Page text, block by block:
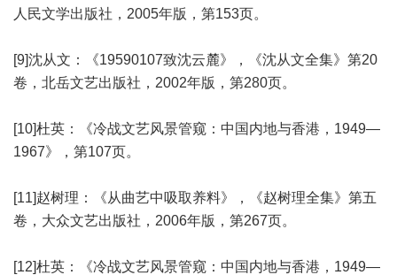
人民文学出版社，2005年版，第153页。
[9]沈从文：《19590107致沈云麓》，《沈从文全集》第20
卷，北岳文艺出版社，2002年版，第280页。
[10]杜英：《冷战文艺风景管窥：中国内地与香港，1949—
1967》，第107页。
[11]赵树理：《从曲艺中吸取养料》，《赵树理全集》第五
卷，大众文艺出版社，2006年版，第267页。
[12]杜英：《冷战文艺风景管窥：中国内地与香港，1949—